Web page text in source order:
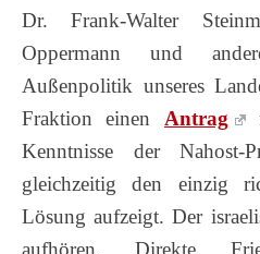
Dr. Frank-Walter
Oppermann und
Außenpolitik unseres
Fraktion einen Antrag
Kenntnisse der Nahost-
gleichzeitig den einzig
Lösung aufzeigt. Der